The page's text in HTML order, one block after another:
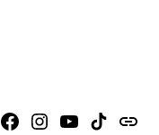
Faceboook
Instagram
YoutubeTiktokissuu